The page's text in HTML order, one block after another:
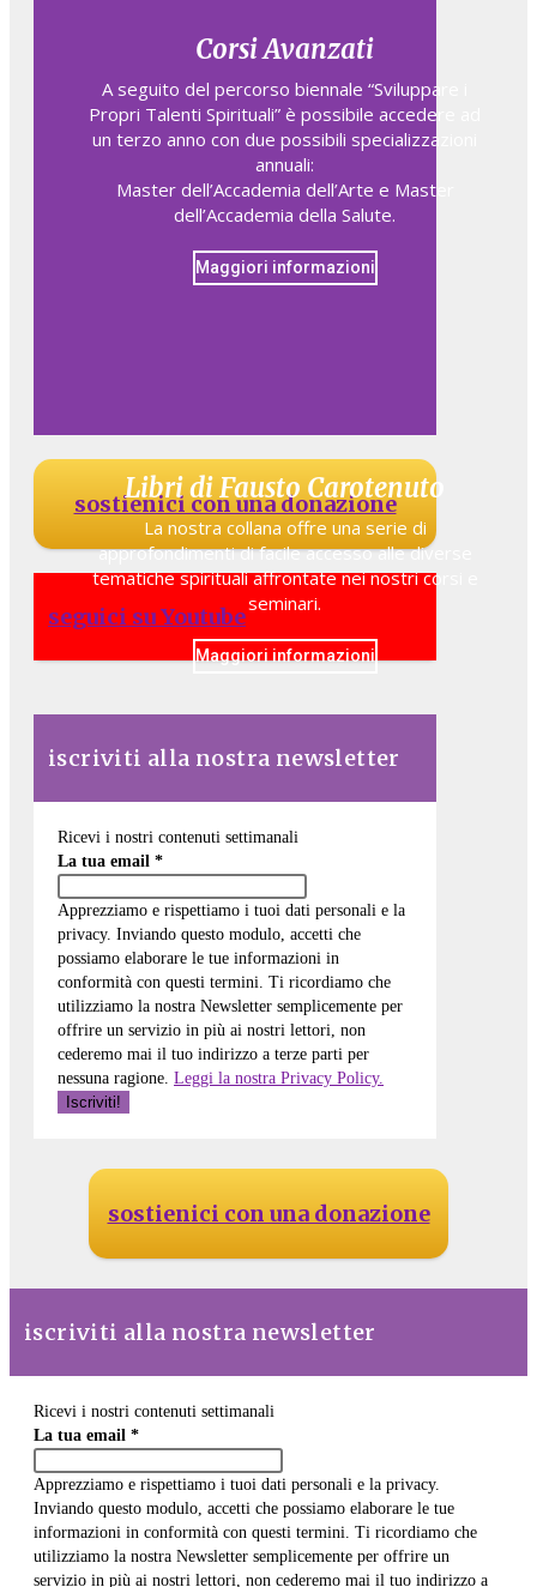
Corsi Avanzati
A seguito del percorso biennale “Sviluppare i
Propri Talenti Spirituali” è possibile accedere ad
un terzo anno con due possibili specializzazioni
annuali:
Master dell’Accademia dell’Arte e Master
dell’Accademia della Salute.
Maggiori informazioni
Libri di Fausto Carotenuto
La nostra collana offre una serie di
approfondimenti di facile accesso alle diverse
tematiche spirituali affrontate nei nostri corsi e
seminari.
Maggiori informazioni
sostienici con una donazione
seguici su Youtube
iscriviti alla nostra newsletter
Ricevi i nostri contenuti settimanali
La tua email *
Apprezziamo e rispettiamo i tuoi dati personali e la
privacy. Inviando questo modulo, accetti che
possiamo elaborare le tue informazioni in
conformità con questi termini. Ti ricordiamo che
utilizziamo la nostra Newsletter semplicemente per
offrire un servizio in più ai nostri lettori, non
cederemo mai il tuo indirizzo a terze parti per
nessuna ragione. Leggi la nostra Privacy Policy.
sostienici con una donazione
iscriviti alla nostra newsletter
Ricevi i nostri contenuti settimanali
La tua email *
Apprezziamo e rispettiamo i tuoi dati personali e la privacy.
Inviando questo modulo, accetti che possiamo elaborare le tue
informazioni in conformità con questi termini. Ti ricordiamo che
utilizziamo la nostra Newsletter semplicemente per offrire un
servizio in più ai nostri lettori, non cederemo mai il tuo indirizzo a